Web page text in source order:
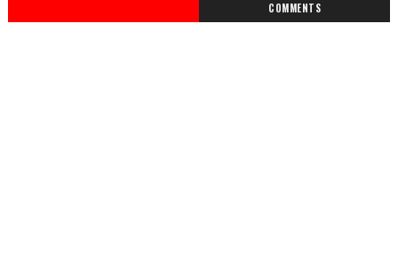
COMMENTS